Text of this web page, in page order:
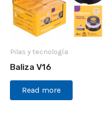
Pilas y tecnología
Baliza V16
Read more